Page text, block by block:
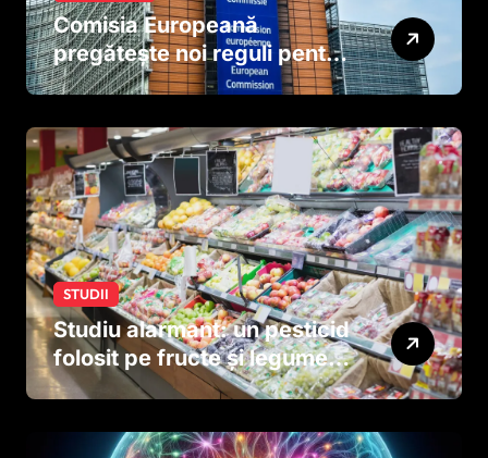
Comisia Europeană
pregătește noi reguli pentru
tutun și țigările electronice
STUDII
Studiu alarmant: un pesticid
folosit pe fructe și legume
ar putea afecta dezvoltarea
dinainte de naștere